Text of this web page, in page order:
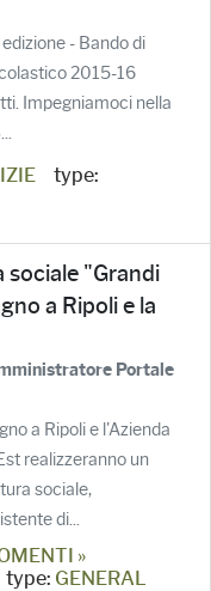
- Bando di
2015-16
Impegniamoci nella
type:
sociale "Grandi
a Ripoli e la
Portale
a Ripoli e l'Azienda
realizzeranno un
sociale,
di...
»
type: GENERAL